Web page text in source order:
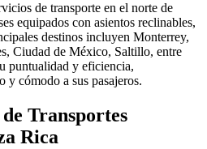
de transporte en el norte de
equipados con asientos reclinables,
destinos incluyen Monterrey,
Ciudad de México, Saltillo, entre
puntualidad y eficiencia,
y cómodo a sus pasajeros.
Transportes
Rica